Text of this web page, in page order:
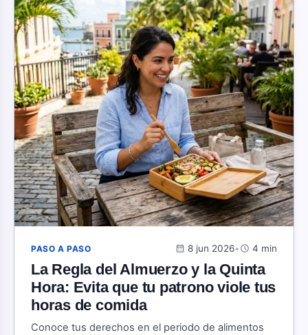
PASO A PASO calendar_month 8 jun 2026•schedule 4 min
La Regla del Almuerzo y la Quinta
Hora: Evita que tu patrono viole tus
horas de comida
Conoce tus derechos en el periodo de alimentos